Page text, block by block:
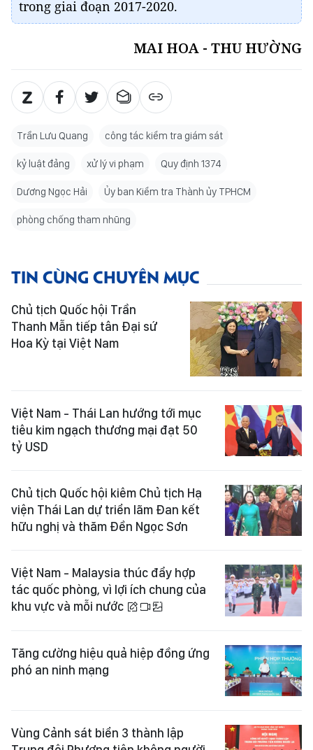
trong giai đoạn 2017-2020.
MAI HOA - THU HƯỜNG
Trần Lưu Quang công tác kiểm tra giám sát
kỷ luật đảng xử lý vi phạm Quy định 1374
Dương Ngọc Hải Ủy ban Kiểm tra Thành ủy TPHCM
phòng chống tham nhũng
TIN CÙNG CHUYÊN MỤC
Chủ tịch Quốc hội Trần
Thanh Mẫn tiếp tân Đại sứ
Hoa Kỳ tại Việt Nam
Việt Nam - Thái Lan hướng tới mục
tiêu kim ngạch thương mại đạt 50
tỷ USD
Chủ tịch Quốc hội kiêm Chủ tịch Hạ
viện Thái Lan dự triển lãm Đan kết
hữu nghị và thăm Đền Ngọc Sơn
Việt Nam - Malaysia thúc đẩy hợp
tác quốc phòng, vì lợi ích chung của
khu vực và mỗi nước
Tăng cường hiệu quả hiệp đồng ứng
phó an ninh mạng
Vùng Cảnh sát biển 3 thành lập